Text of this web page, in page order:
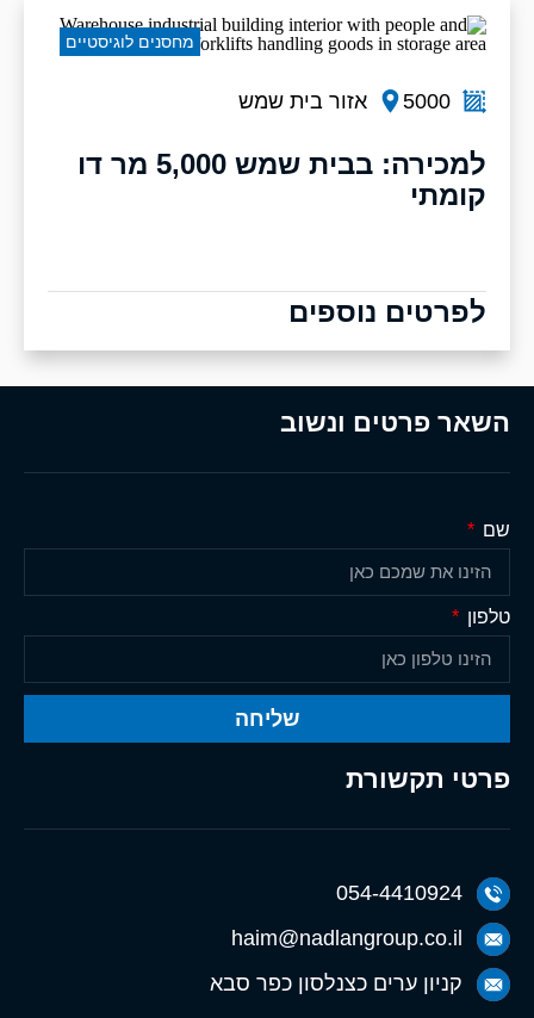
5000 אזור בית שמש
למכירה: בבית שמש 5,000 מר דו
קומתי
לפרטים נוספים
מחסנים לוגיסטיים
פרטי תקשורת
054-4410924
haim@nadlangroup.co.il
קניון ערים כצנלסון כפר סבא
השאר פרטים ונשוב
שם
טלפון
שליחה